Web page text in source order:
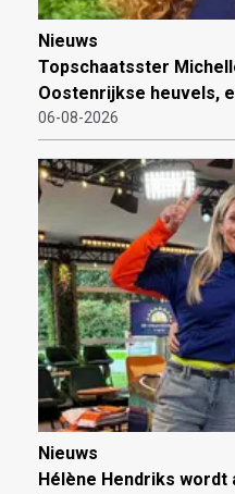
Nieuws
Topschaatsster
Oostenrijkse heuvels,
06-08-2026
Nieuws
Hélène Hendriks